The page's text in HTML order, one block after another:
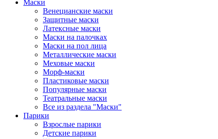
Маски
Венецианские маски
Защитные маски
Латексные маски
Маски на палочках
Маски на пол лица
Металлические маски
Меховые маски
Морф-маски
Пластиковые маски
Популярные маски
Театральные маски
Все из раздела "Маски"
Парики
Взрослые парики
Детские парики